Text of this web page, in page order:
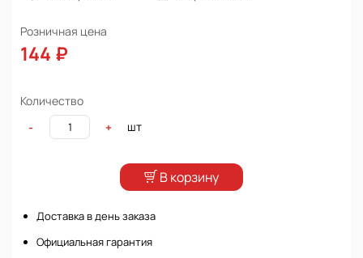
Розничная цена
144 ₽
Количество
-
+ шт
В корзину
Доставка в день заказа
Официальная гарантия